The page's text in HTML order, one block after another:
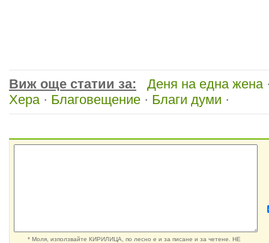
Виж още статии за: Деня на една жена
Хера· Благовещение · Благи думи ·
* Моля, използвайте КИРИЛИЦА, по лесно е и за писане и за четене. НЕ